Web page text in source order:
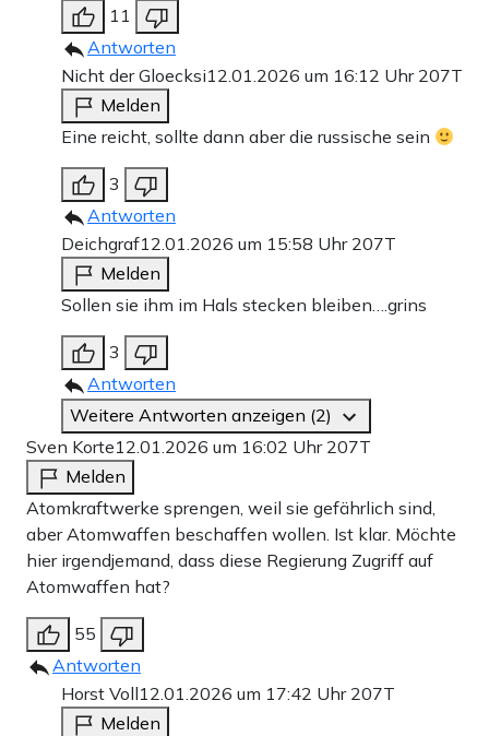
11
Antworten
Nicht der Gloecksi12.01.2026 um 16:12 Uhr 207T
Melden
Eine reicht, sollte dann aber die russische sein
3
Antworten
Deichgraf12.01.2026 um 15:58 Uhr 207T
Melden
Sollen sie ihm im Hals stecken bleiben….grins
3
Antworten
Weitere Antworten anzeigen (2)
Sven Korte12.01.2026 um 16:02 Uhr 207T
Melden
Atomkraftwerke sprengen, weil sie gefährlich sind,
aber Atomwaffen beschaffen wollen. Ist klar. Möchte
hier irgendjemand, dass diese Regierung Zugriff auf
Atomwaffen hat?
55
Antworten
Horst Voll12.01.2026 um 17:42 Uhr 207T
Melden